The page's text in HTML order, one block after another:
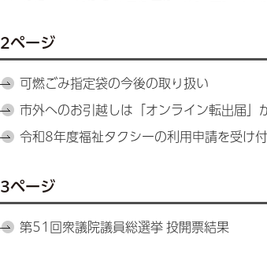
2ページ
可燃ごみ指定袋の今後の取り扱い
市外へのお引越しは「オンライン転出届」
令和8年度福祉タクシーの利用申請を受け
3ページ
第51回衆議院議員総選挙 投開票結果